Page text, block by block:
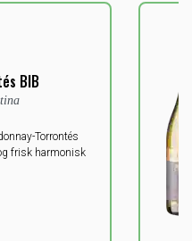
BIB
Torrontés
frisk harmonisk